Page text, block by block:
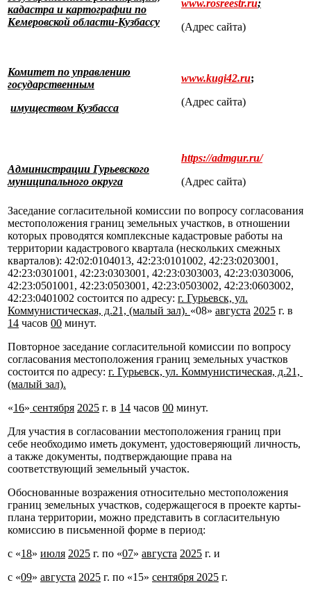
кадастра и картографии по
Кемеровской области-Кузбассу
www.rosreestr.ru;
(Адрес сайта)
Комитет по управлению
государственным
имуществом Кузбасса
www.kugi42.ru;
(Адрес сайта)
Администрации Гурьевского
муниципального округа
https://admgur.ru/
(Адрес сайта)
Заседание согласительной комиссии по вопросу согласования
местоположения границ земельных участков, в отношении
которых проводятся комплексные кадастровые работы на
территории кадастрового квартала (нескольких смежных
кварталов): 42:02:0104013, 42:23:0101002, 42:23:0203001,
42:23:0301001, 42:23:0303001, 42:23:0303003, 42:23:0303006,
42:23:0501001, 42:23:0503001, 42:23:0503002, 42:23:0603002,
42:23:0401002 состоится по адресу: г. Гурьевск, ул.
Коммунистическая, д.21, (малый зал). «08» августа 2025 г. в
14 часов 00 минут.
Повторное заседание согласительной комиссии по вопросу
согласования местоположения границ земельных участков
состоится по адресу: г. Гурьевск, ул. Коммунистическая, д.21,
(малый зал).
«16» сентября 2025 г. в 14 часов 00 минут.
Для участия в согласовании местоположения границ при
себе необходимо иметь документ, удостоверяющий личность,
а также документы, подтверждающие права на
соответствующий земельный участок.
Обоснованные возражения относительно местоположения
границ земельных участков, содержащегося в проекте карты-
плана территории, можно представить в согласительную
комиссию в письменной форме в период:
с «18» июля 2025 г. по «07» августа 2025 г. и
с «09» августа 2025 г. по «15» сентября 2025 г.